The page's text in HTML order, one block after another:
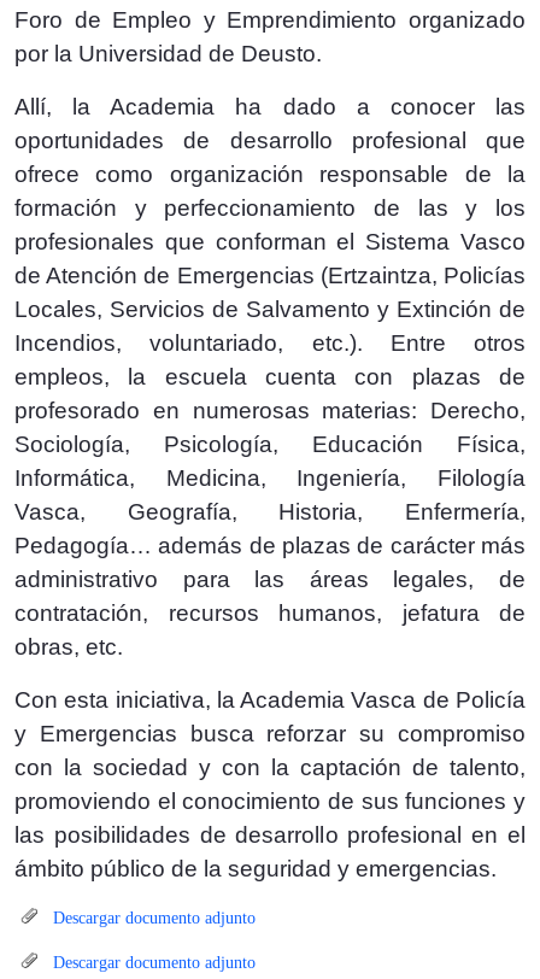
Foro de Empleo y Emprendimiento organizado
por la Universidad de Deusto.
Allí, la Academia ha dado a conocer las
oportunidades de desarrollo profesional que
ofrece como organización responsable de la
formación y perfeccionamiento de las y los
profesionales que conforman el Sistema Vasco
de Atención de Emergencias (Ertzaintza, Policías
Locales, Servicios de Salvamento y Extinción de
Incendios, voluntariado, etc.). Entre otros
empleos, la escuela cuenta con plazas de
profesorado en numerosas materias: Derecho,
Sociología, Psicología, Educación Física,
Informática, Medicina, Ingeniería, Filología
Vasca, Geografía, Historia, Enfermería,
Pedagogía… además de plazas de carácter más
administrativo para las áreas legales, de
contratación, recursos humanos, jefatura de
obras, etc.
Con esta iniciativa, la Academia Vasca de Policía
y Emergencias busca reforzar su compromiso
con la sociedad y con la captación de talento,
promoviendo el conocimiento de sus funciones y
las posibilidades de desarrollo profesional en el
ámbito público de la seguridad y emergencias.
Descargar documento adjunto
Descargar documento adjunto